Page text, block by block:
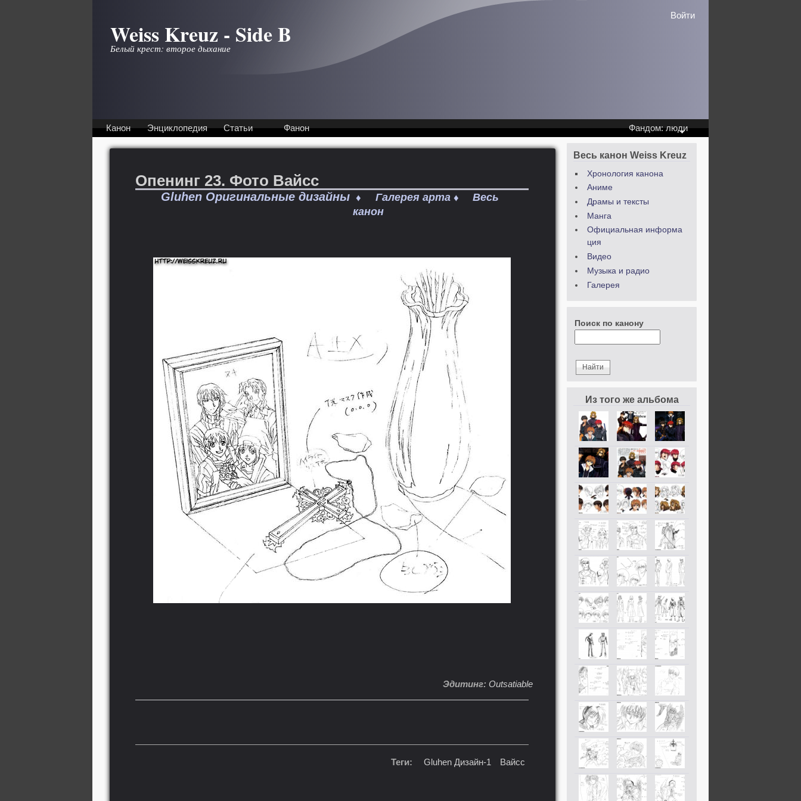
Weiss Kreuz - Side B
Белый крест: второе дыхание
Войти
Канон Энциклопедия Статьи Фанон Фандом: люди
Опенинг 23. Фото Вайсс
Gluhen Оригинальные дизайны ♦ Галерея арта ♦
Весь
канон
Эдитинг:Outsatiable
Теги: Gluhen Дизайн-1 Вайсс
Весь канон Weiss Kreuz
Хронология канона
Аниме
Драмы и тексты
Манга
Официальная информа
ция
Видео
Музыка и радио
Галерея
Поиск по канону
Из того же альбома